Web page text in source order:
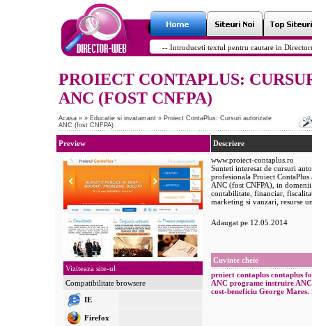
PROIECT CONTAPLUS:
ANC (FOST CNFPA)
Acasa » » Educatie si invatamant » Proiect ContaPlus: Cursuri autorizate
ANC (fost CNFPA)
Preview
Viziteaza site-ul
Compatibilitate browsere
IE
Firefox
Descriere
www.proiect-contaplus.ro
Sunteti interesat de cursuri
profesionala Proiect ContaPlus
ANC (fost CNFPA), in
contabilitate, financiar,
marketing si vanzari, resurse
Adaugat pe 12.05.2014
Cuvinte cheie
proiect contaplus contaplus
ANC programe instruire
cost-beneficiu George